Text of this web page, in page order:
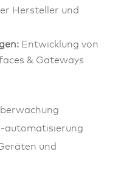
Hersteller und
Entwicklung von
& Gateways
-automatisierung
und